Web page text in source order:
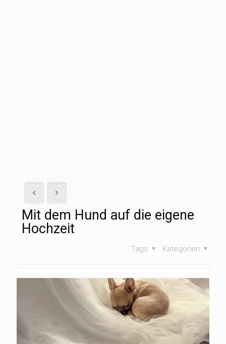
Mit dem Hund auf die eigene
Hochzeit
Kategorien
Tags